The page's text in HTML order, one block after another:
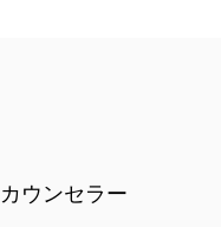
ウンセラー